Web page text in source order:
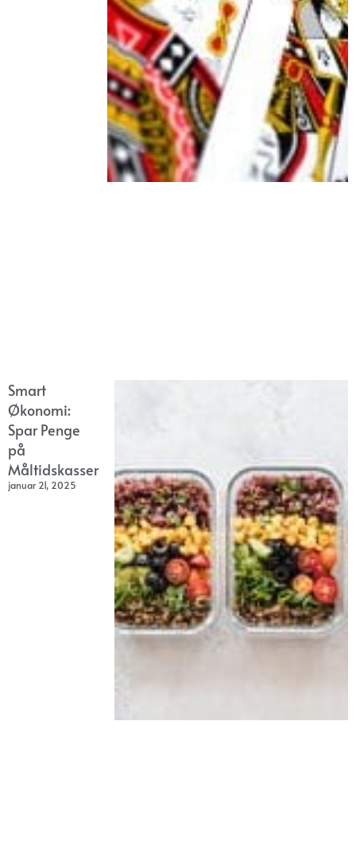
Smart
Økonomi:
Spar Penge
på
Måltidskasser
januar 21, 2025